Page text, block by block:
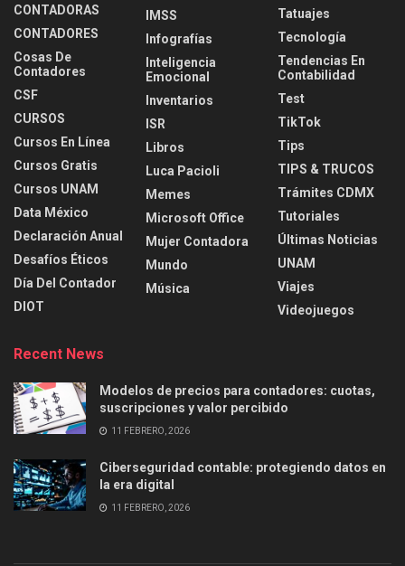
CONTADORAS
CONTADORES
Cosas De
Contadores
CSF
CURSOS
Cursos En Línea
Cursos Gratis
Cursos UNAM
Data México
Declaración Anual
Desafíos Éticos
Día Del Contador
DIOT
IMSS
Infografías
Inteligencia
Emocional
Inventarios
ISR
Libros
Luca Pacioli
Memes
Microsoft Office
Mujer Contadora
Mundo
Música
Tatuajes
Tecnología
Tendencias En
Contabilidad
Test
TikTok
Tips
TIPS & TRUCOS
Trámites CDMX
Tutoriales
Últimas Noticias
UNAM
Viajes
Videojuegos
Recent News
Modelos de precios para contadores: cuotas,
suscripciones y valor percibido
11 FEBRERO, 2026
Ciberseguridad contable: protegiendo datos en
la era digital
11 FEBRERO, 2026